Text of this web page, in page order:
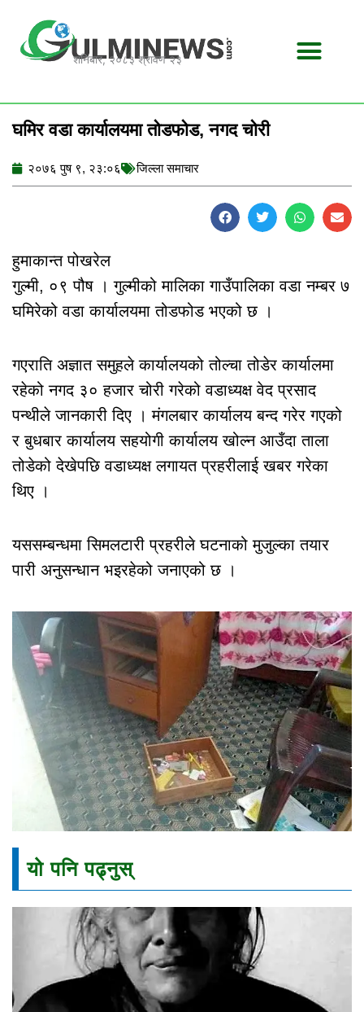
content
शनिबार, २०८३ श्रावण २३
घमिर वडा कार्यालयमा तोडफोड, नगद चोरी
२०७६ पुष ९, २३:०६ जिल्ला समाचार
हुमाकान्त पोखरेल
गुल्मी, ०९ पौष । गुल्मीको मालिका गाउँपालिका वडा नम्बर ७
घमिरेको वडा कार्यालयमा तोडफोड भएको छ ।
गएराति अज्ञात समुहले कार्यालयको तोल्चा तोडेर कार्यालमा
रहेको नगद ३० हजार चोरी गरेको वडाध्यक्ष वेद प्रसाद
पन्थीले जानकारी दिए । मंगलबार कार्यालय बन्द गरेर गएको
र बुधबार कार्यालय सहयोगी कार्यालय खोल्न आउँदा ताला
तोडेको देखेपछि वडाध्यक्ष लगायत प्रहरीलाई खबर गरेका
थिए ।
यससम्बन्धमा सिमलटारी प्रहरीले घटनाको मुजुल्का तयार
पारी अनुसन्धान भइरहेको जनाएको छ ।
यो पनि पढ्नुस्